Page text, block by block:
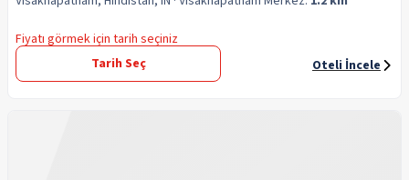
Fiyatı görmek için tarih seçiniz
Tarih Seç
Oteli İncele